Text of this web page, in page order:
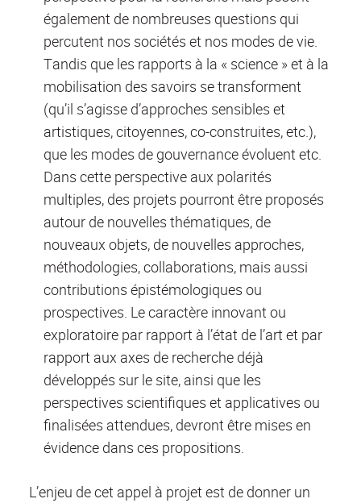
également de nombreuses questions qui
percutent nos sociétés et nos modes de vie.
Tandis que les rapports à la « science » et à la
mobilisation des savoirs se transforment
(qu’il s’agisse d’approches sensibles et
artistiques, citoyennes, co-construites, etc.),
que les modes de gouvernance évoluent etc.
Dans cette perspective aux polarités
multiples, des projets pourront être proposés
autour de nouvelles thématiques, de
nouveaux objets, de nouvelles approches,
méthodologies, collaborations, mais aussi
contributions épistémologiques ou
prospectives. Le caractère innovant ou
exploratoire par rapport à l’état de l’art et par
rapport aux axes de recherche déjà
développés sur le site, ainsi que les
perspectives scientifiques et applicatives ou
finalisées attendues, devront être mises en
évidence dans ces propositions.
L’enjeu de cet appel à projet est de donner un